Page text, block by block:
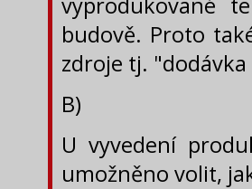
budově. Proto
zdroje tj.
B)
U vyvedení
umožněno volit,